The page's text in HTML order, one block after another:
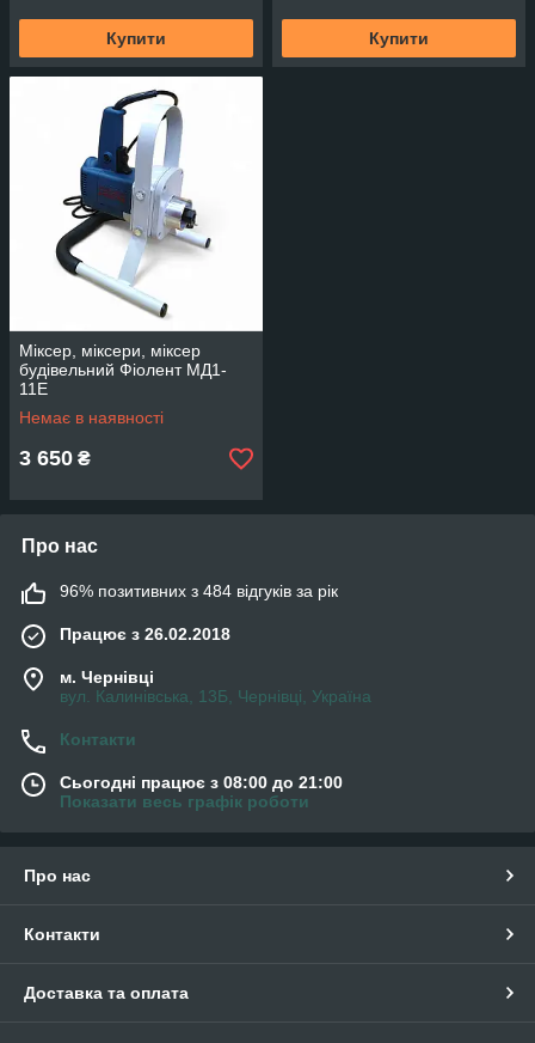
Купити Купити
Міксер, міксери, міксер
будівельний Фіолент МД1-
11Е
Немає в наявності
3 650 ₴
Про нас
96% позитивних з 484 відгуків за рік
Працює з 26.02.2018
м. Чернівці
вул. Калинівська, 13Б, Чернівці, Україна
Контакти
Сьогодні працює з 08:00 до 21:00
Показати весь графік роботи
Про нас
Контакти
Доставка та оплата